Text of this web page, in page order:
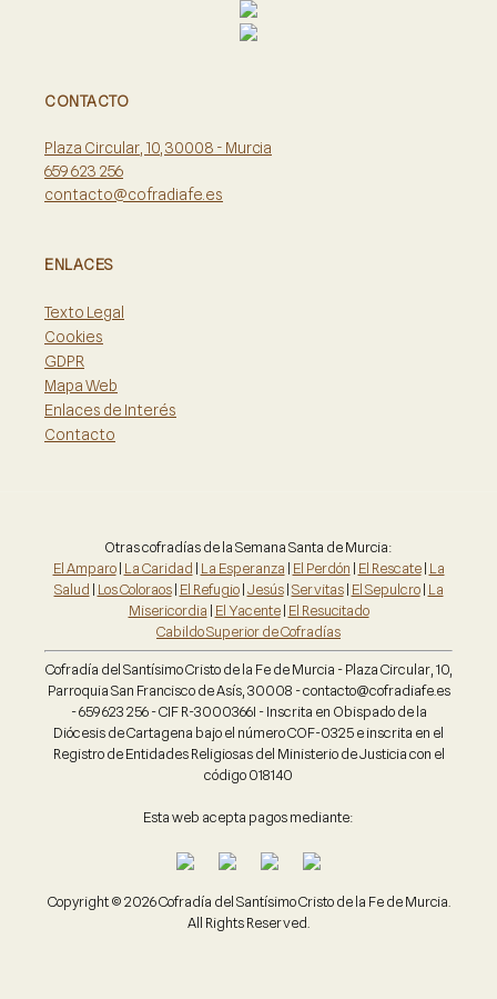
CONTACTO
Plaza Circular, 10, 30008 - Murcia
659 623 256
contacto@cofradiafe.es
ENLACES
Texto Legal
Cookies
GDPR
Mapa Web
Enlaces de Interés
Contacto
Otras cofradías de la Semana Santa de Murcia:
El Amparo| La Caridad | La Esperanza | El Perdón | El Rescate| La
Salud | Los Coloraos| El Refugio|Jesús|Servitas| El Sepulcro| La
Misericordia | El Yacente| El Resucitado
Cabildo Superior de Cofradías
Cofradía del Santísimo Cristo de la Fe de Murcia - Plaza Circular, 10,
Parroquia San Francisco de Asís, 30008 - contacto@cofradiafe.es
- 659 623 256 - CIF R-3000366I - Inscrita en Obispado de la
Diócesis de Cartagena bajo el número COF-0325 e inscrita en el
Registro de Entidades Religiosas del Ministerio de Justicia con el
código 018140
Esta web acepta pagos mediante:
Copyright © 2026 Cofradía del Santísimo Cristo de la Fe de Murcia.
All Rights Reserved.